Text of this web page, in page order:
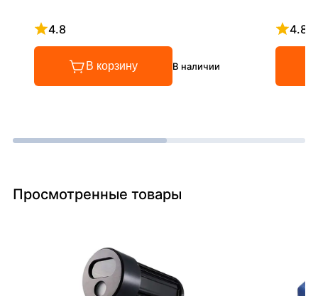
4.8
Рейтинг 4.8 из 5
В корзину В наличии
4.8
Просмотренные товары